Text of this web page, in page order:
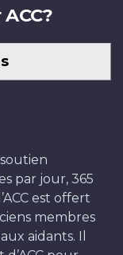
par jour, 365
est offert
membres
aidants. Il